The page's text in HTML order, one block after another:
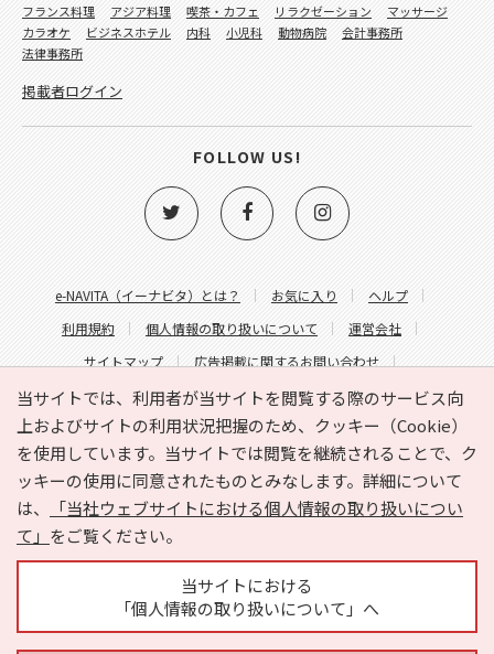
当サイトでは、利用者が当サイトを閲覧する際のサービス向
上およびサイトの利用状況把握のため、クッキー（Cookie）
を使用しています。当サイトでは閲覧を継続されることで、ク
ッキーの使用に同意されたものとみなします。詳細について
は、
「当社ウェブサイトにおける個人情報の取り扱いについ
て」 をご覧ください。
当サイトにおける
「個人情報の取り扱いについて」へ
e-NAVITA（イーナビタ）とは？ お気に入り
ヘルプ
利用規約
個人情報の取り扱いについて
運営会社
サイトマップ
広告掲載に関するお問い合わせ
サイトの内容に関するお問い合わせ
フランス料理
アジア料理 喫茶・カフェ リラクゼーション
マッサージ
カラオケ
ビジネスホテル 内科 小児科 動物病院
会計事務所
法律事務所
掲載者ログイン
FOLLOW US!
Copyright © HYOJITO.Co.,Ltd. All Rights Reserved.